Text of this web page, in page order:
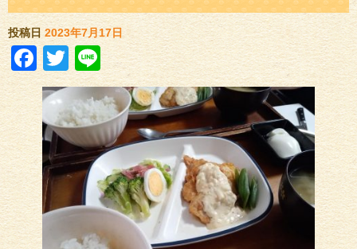
投稿日 2023年7月17日
Facebook
Twitter
Line